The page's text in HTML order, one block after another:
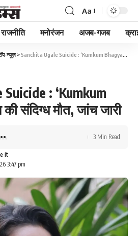
Font
Resizer
Aa
राजनीति मनोरंजन अजब-गजब
न्यूज़>Sanchita Ugale Suicide : ‘Kumkum Bhagya’ एक्ट्रेस की संदिग्ध मौत, जांच जारी
: ‘Kumkum
संदिग्ध मौत, जांच जारी
3:47 pm
3 Min Read